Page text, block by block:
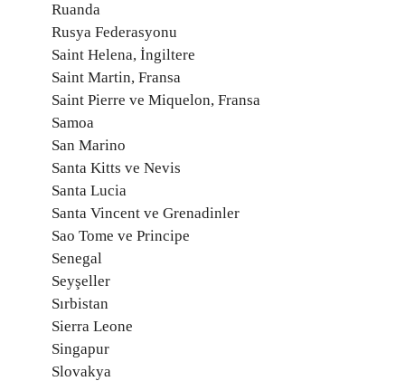
Ruanda
Rusya Federasyonu
Saint Helena, İngiltere
Saint Martin, Fransa
Saint Pierre ve Miquelon, Fransa
Samoa
San Marino
Santa Kitts ve Nevis
Santa Lucia
Santa Vincent ve Grenadinler
Sao Tome ve Principe
Senegal
Seyşeller
Sırbistan
Sierra Leone
Singapur
Slovakya